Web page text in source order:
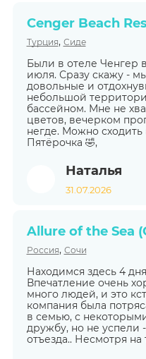
Cenger Beach
Турция, Сиде
Были в отеле Ченгер
июля. Сразу скажу -
довольные и
небольшой
бассейном. Мне не
цветов, вечерком
негде. Можно
Пятёрочка 🤣,
Наталья
31.07.2026
Allure of the Sea
Россия, Сочи
Находимся здесь 4
Впечатление очень
много людей, и это
компания была
в семью, с
дружбу, но не успели
отъезда.. Несмотря на